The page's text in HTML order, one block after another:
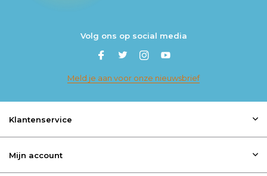
Volg ons op social media
Meld je aan voor onze nieuwsbrief
Klantenservice
Mijn account